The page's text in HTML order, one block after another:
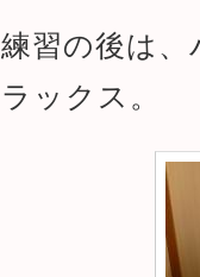
練習の後は
ラックス。